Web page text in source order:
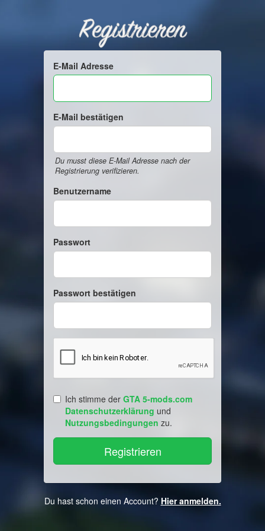
Registrieren
E-Mail Adresse
E-Mail bestätigen
Du musst diese E-Mail Adresse nach der
Registrierung verifizieren.
Benutzername
Passwort
Passwort bestätigen
Ich stimme der GTA 5-mods.com
Datenschutzerklärung und
Nutzungsbedingungen zu.
Du hast schon einen Account? Hier anmelden.